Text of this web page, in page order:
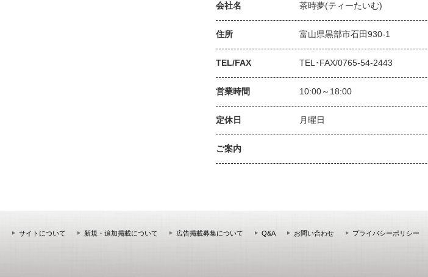
会社名 茶時夢(ティーたいむ)
住所 富山県黒部市石田930-1
TEL/FAX TEL･FAX/0765-54-2443
営業時間 10:00～18:00
定休日 月曜日
ご案内
サイトについて 新規・追加掲載について 広告掲載募集について Q&A お問い合わせ プライバシーポリシー